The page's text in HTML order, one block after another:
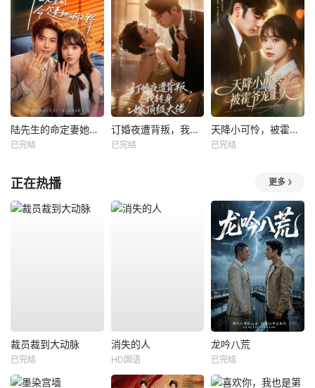
陆先生的命定妻她飒又野
已完结
订婚夜遭背叛，我转身嫁顶级大佬
已完结
天降小可怜，被霍爷宠上天
已完结
正在热播 更多
裁员裁到大动脉
已完结
消失的人
HD国语
龙吟八荒
已完结